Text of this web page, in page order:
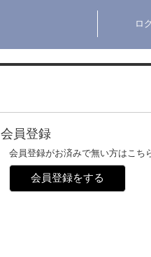
ロ
会員登録
会員登録がお済みで無い方はこち
会員登録をする